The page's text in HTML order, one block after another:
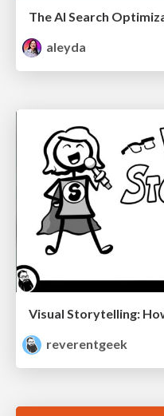
aleyda
reverentgeek